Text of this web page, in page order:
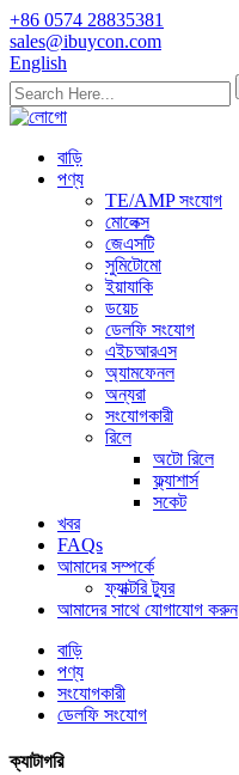
+86 0574 28835381
sales@ibuycon.com
English
বাড়ি
পণ্য
TE/AMP সংযোগ
মোলেক্স
জেএসটি
সুমিটোমো
ইয়াযাকি
ডয়েচ
ডেলফি সংযোগ
এইচআরএস
অ্যামফেনল
অন্যরা
সংযোগকারী
রিলে
অটো রিলে
ফ্ল্যাশার্স
সকেট
খবর
FAQs
আমাদের সম্পর্কে
ফ্যাক্টরি ট্যুর
আমাদের সাথে যোগাযোগ করুন
বাড়ি
পণ্য
সংযোগকারী
ডেলফি সংযোগ
ক্যাটাগরি